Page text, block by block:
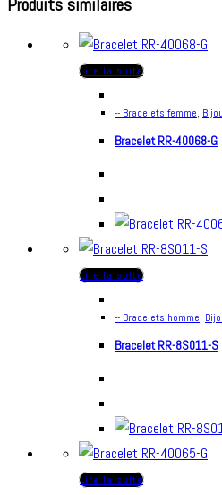
Lire la suite
-- Bracelets femme,
Bracelet RR-40068-G
Lire la suite
-- Bracelets homme,
Bracelet RR-8S011-S
Lire la suite